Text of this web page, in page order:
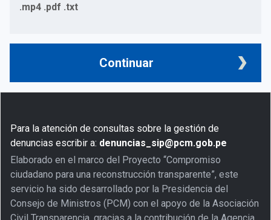
.mp4 .pdf .txt
Continuar
Para la atención de consultas sobre la gestión de
denuncias escribir a: denuncias_sip@pcm.gob.pe
Elaborado en el marco del Proyecto “Compromiso
ciudadano para una reconstrucción transparente”, este
servicio ha sido desarrollado por la Presidencia del
Consejo de Ministros (PCM) con el apoyo de la Asociación